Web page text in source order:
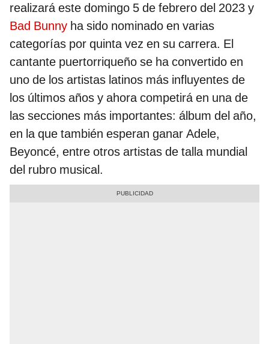
realizará este domingo 5 de febrero del 2023 y
Bad Bunny ha sido nominado en varias
categorías por quinta vez en su carrera. El
cantante puertorriqueño se ha convertido en
uno de los artistas latinos más influyentes de
los últimos años y ahora competirá en una de
las secciones más importantes: álbum del año,
en la que también esperan ganar Adele,
Beyoncé, entre otros artistas de talla mundial
del rubro musical.